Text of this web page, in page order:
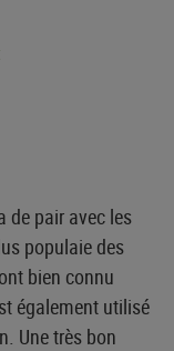
de pair avec les
populaie des
bien connu
également utilisé
Une très bon